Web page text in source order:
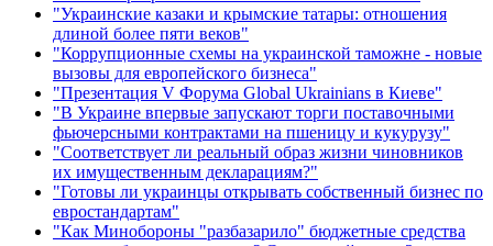
"Украинские казаки и крымские татары: отношения
длиной более пяти веков"
"Коррупционные схемы на украинской таможне - новые
вызовы для европейского бизнеса"
"Презентация V Форума Global Ukrainians в Киеве"
"В Украине впервые запускают торги поставочными
фьючерсными контрактами на пшеницу и кукурузу"
"Соответствует ли реальный образ жизни чиновников
их имущественным декларациям?"
"Готовы ли украинцы открывать собственный бизнес по
евростандартам"
"Как Минобороны "разбазарило" бюджетные средства